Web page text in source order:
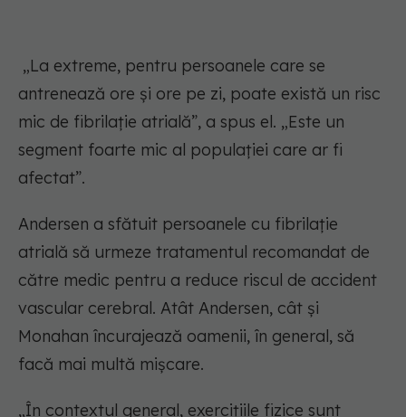
„La extreme, pentru persoanele care se
antrenează ore și ore pe zi, poate există un risc
mic de fibrilație atrială”, a spus el. „Este un
segment foarte mic al populației care ar fi
afectat”.
Andersen a sfătuit persoanele cu fibrilație
atrială să urmeze tratamentul recomandat de
către medic pentru a reduce riscul de accident
vascular cerebral. Atât Andersen, cât și
Monahan încurajează oamenii, în general, să
facă mai multă mișcare.
„În contextul general, exercițiile fizice sunt